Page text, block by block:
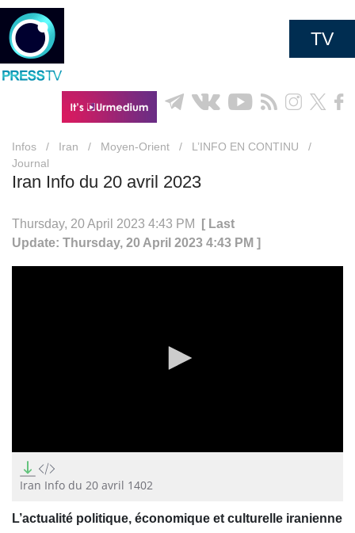
TV
Infos / Iran / Moyen-Orient / L’INFO EN CONTINU
/
Journal
Iran Info du 20 avril 2023
Thursday, 20 April 2023 4:43 PM
[ Last
Update: Thursday, 20 April 2023 4:43 PM ]
seconds
ofIran Info du 20 avril 1402
L’actualité politique, économique et culturelle iranienne